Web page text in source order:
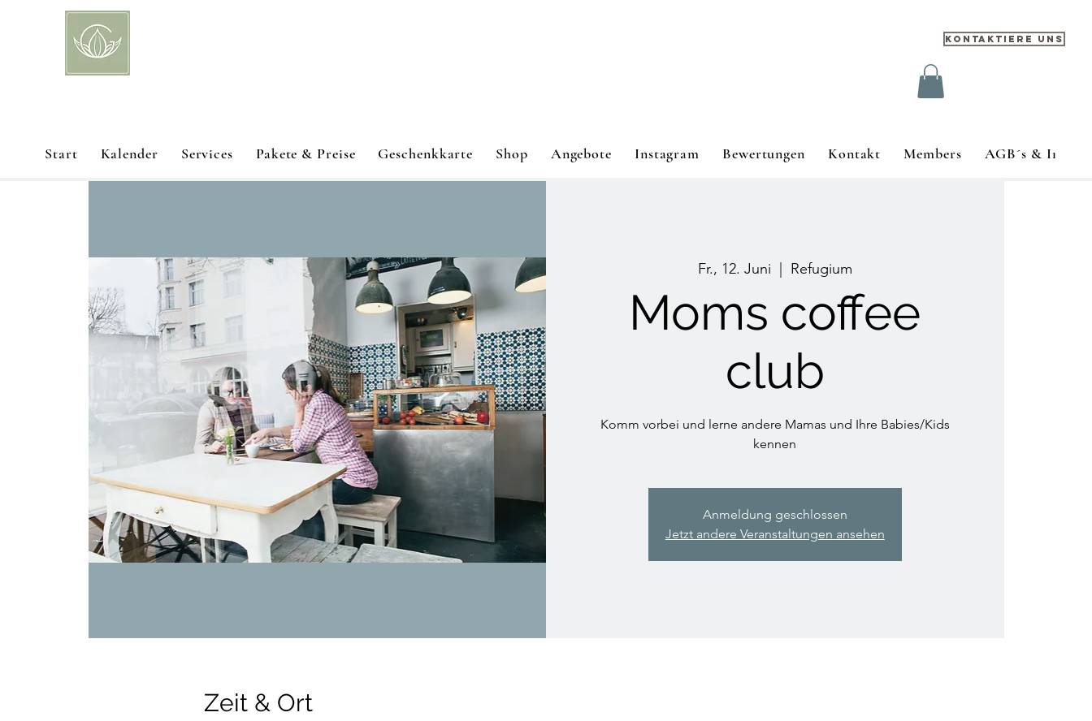
Kontaktiere uns
Start Kalender Services Pakete & Preise Geschenkkarte Shop Angebote Instagram Bewertungen Kontakt Members AGB´s &
Fr., 12. Juni
  |
Refugium
Moms coffee
club
Komm vorbei und lerne andere Mamas und Ihre Babies/Kids
kennen
Anmeldung geschlossen
Jetzt andere Veranstaltungen ansehen
Zeit & Ort